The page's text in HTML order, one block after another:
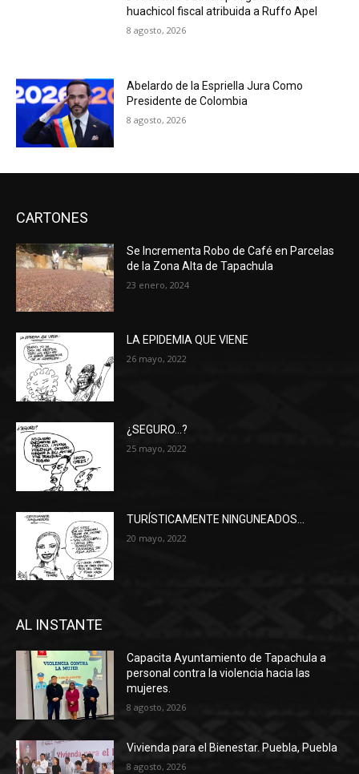
huachicol fiscal atribuida a Ruffo Apel
8 agosto, 2026
Abelardo de la Espriella Jura Como
Presidente de Colombia
8 agosto, 2026
CARTONES
Se Incrementa Robo de Café en Parcelas
de la Zona Alta de Tapachula
23 enero, 2024
LA EPIDEMIA QUE VIENE
26 mayo, 2022
¿SEGURO…?
25 mayo, 2022
TURÍSTICAMENTE NINGUNEADOS…
20 mayo, 2022
AL INSTANTE
Capacita Ayuntamiento de Tapachula a
personal contra la violencia hacia las
mujeres.
8 agosto, 2026
Vivienda para el Bienestar. Puebla, Puebla
8 agosto, 2026